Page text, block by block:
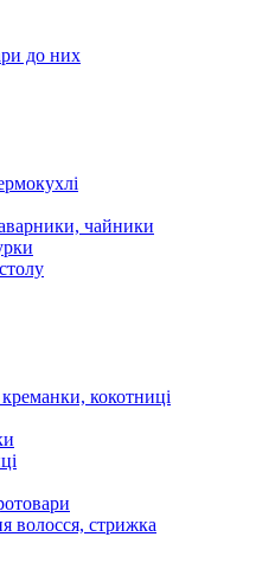
до них
чайники
кокотниці
волосся, стрижка